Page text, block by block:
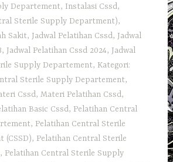
Departement, Instalasi Cssd,
Sterile Supply Department),
Sakit, Jadwal Pelatihan Cssd, Jadwal
, Jadwal Pelatihan Cssd 2024, Jadwal
Supply Departement, Kategori:
Sterile Supply Departement,
Cssd,Materi Pelatihan Cssd,
Basic Cssd, Pelatihan Central
, Pelatihan Central Sterile
(CSSD), Pelatihan Central Sterile
, Pelatihan Central Sterile Supply